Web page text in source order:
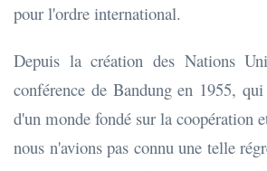
pour l'ordre international.
Depuis la création des Nations
conférence de Bandung en 1955,
d'un monde fondé sur la coopération
nous n'avions pas connu une telle